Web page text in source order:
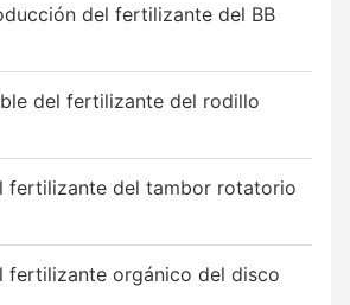
del fertilizante del BB
del fertilizante del rodillo
fertilizante del tambor rotatorio
fertilizante orgánico del disco